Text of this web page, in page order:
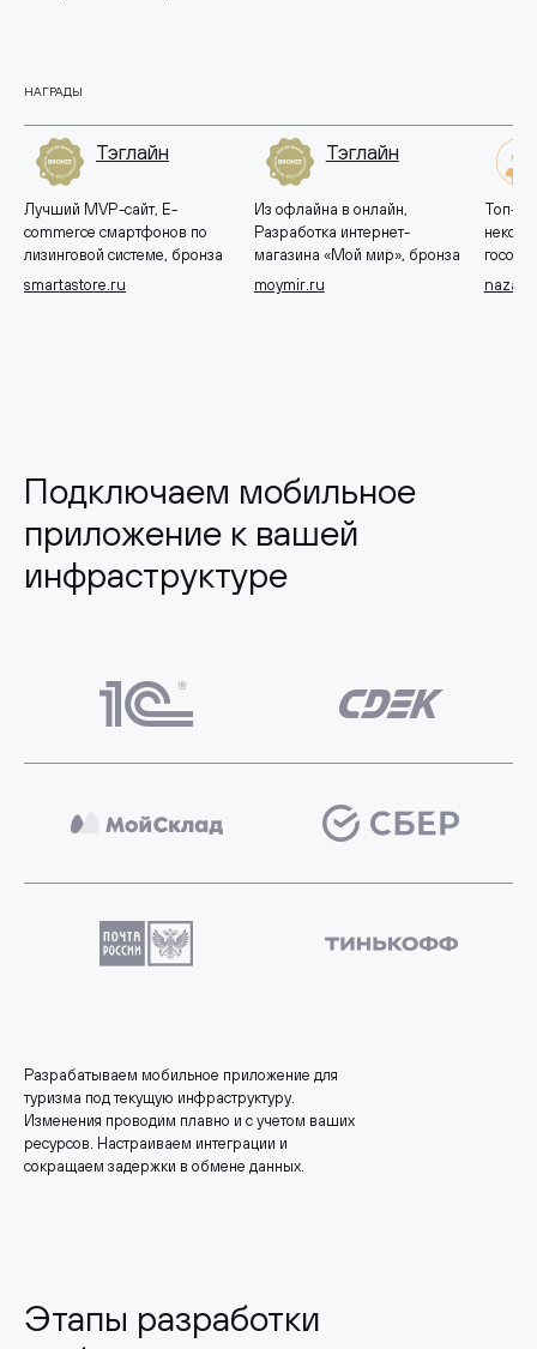
НАГРАДЫ
Тэглайн
Лучший MVP-сайт, E-
commerce смартфонов по
лизинговой системе, бронза
smartastore.ru
Тэглайн
Из офлайна в онлайн,
Разработка интернет-
магазина «Мой мир», бронза
moymir.ru
Топ-10
Подключаем мобильное
приложение к вашей
инфраструктуре
Разрабатываем мобильное приложение для
туризма под текущую инфраструктуру.
Изменения проводим плавно и с учетом ваших
ресурсов. Настраиваем интеграции и
сокращаем задержки в обмене данных.
Этапы разработки